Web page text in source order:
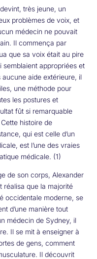
très jeune, un
problèmes de voix, et
médecin ne pouvait
Il commença par
que sa voix était au pire
semblaient appropriées et
aucune aide extérieure, il
une méthode pour
les postures et
fût si remarquable
histoire de
qui est celle d’un
est l’une des vraies
médicale. (1)
de son corps, Alexander
réalisa que la majorité
occidentale moderne, se
d’une manière tout
médecin de Sydney, il
Il se mit à enseigner à
de gens, comment
Il découvrit